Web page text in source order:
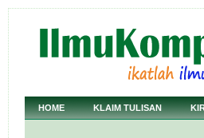
HOME KLAIM TULISAN